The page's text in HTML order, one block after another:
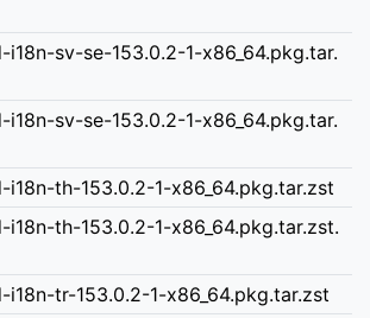
i18n-sv-se-153.0.2-1-x86_64.pkg.tar.
i18n-sv-se-153.0.2-1-x86_64.pkg.tar.
i18n-th-153.0.2-1-x86_64.pkg.tar.zst
i18n-th-153.0.2-1-x86_64.pkg.tar.zst.
i18n-tr-153.0.2-1-x86_64.pkg.tar.zst